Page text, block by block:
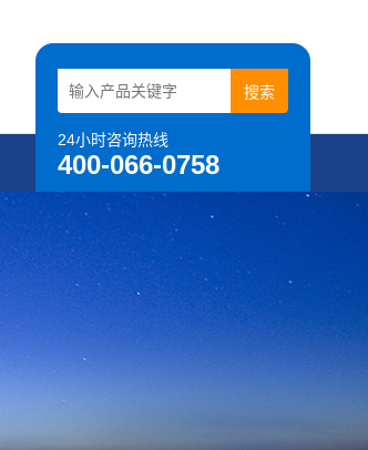
24小时咨询热线
400-066-0758